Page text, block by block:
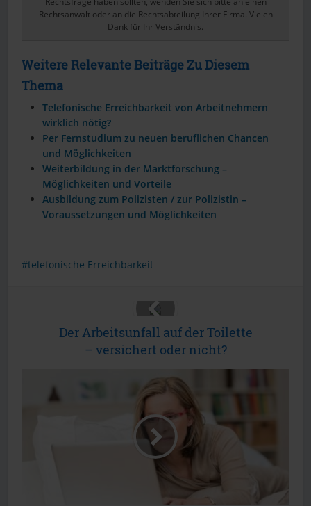
Rechtsanwalt oder an die Rechtsabteilung Ihrer Firma. Vielen
Dank für Ihr Verständnis.
Weitere Relevante Beiträge Zu Diesem
Thema
Telefonische Erreichbarkeit von Arbeitnehmern
wirklich nötig?
Per Fernstudium zu neuen beruflichen Chancen
und Möglichkeiten
Weiterbildung in der Marktforschung –
Möglichkeiten und Vorteile
Ausbildung zum Polizisten / zur Polizistin –
Voraussetzungen und Möglichkeiten
telefonische Erreichbarkeit
Der Arbeitsunfall auf der Toilette
– versichert oder nicht?